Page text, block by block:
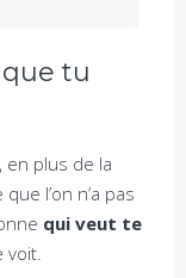
tu
en plus de la
l’on n’a pas
qui veut te
voit.